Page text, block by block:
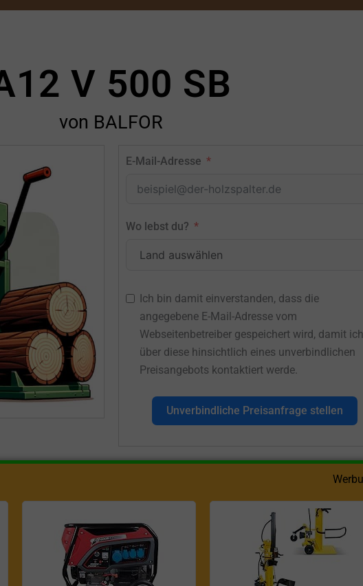
V 500 SB
von BALFOR
E-Mail-Adresse
Wo lebst du?
Ich bin damit einverstanden, dass die
angegebene E-Mail-Adresse vom
Webseitenbetreiber gespeichert wird, damit ich
über diese hinsichtlich eines unverbindlichen
Preisangebots kontaktiert werde.
Unverbindliche Preisanfrage stellen